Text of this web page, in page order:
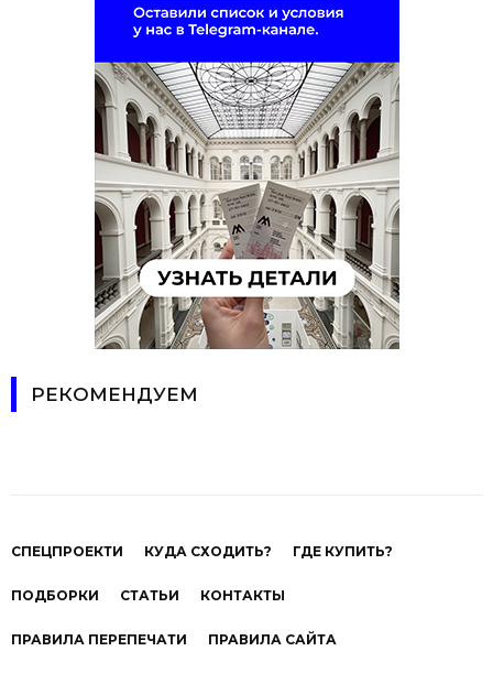
РЕКОМЕНДУЕМ
СПЕЦПРОЕКТИ КУДА СХОДИТЬ? ГДЕ КУПИТЬ?
ПОДБОРКИ СТАТЬИ КОНТАКТЫ
ПРАВИЛА ПЕРЕПЕЧАТИ ПРАВИЛА САЙТА